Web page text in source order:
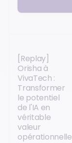
[Replay]
Orisha à
VivaTech :
Transformer
le potentiel
de l'IA en
véritable
valeur
opérationnelle